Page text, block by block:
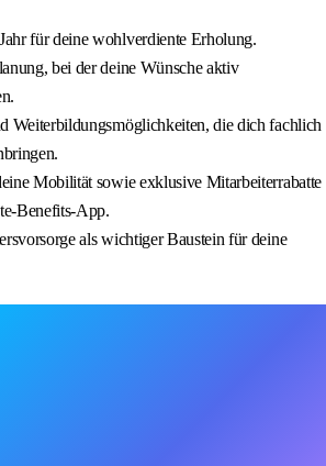
für deine wohlverdiente Erholung.
bei der deine Wünsche aktiv
Weiterbildungsmöglichkeiten, die dich fachlich
Mobilität sowie exklusive Mitarbeiterrabatte
Benefits-App.
als wichtiger Baustein für deine